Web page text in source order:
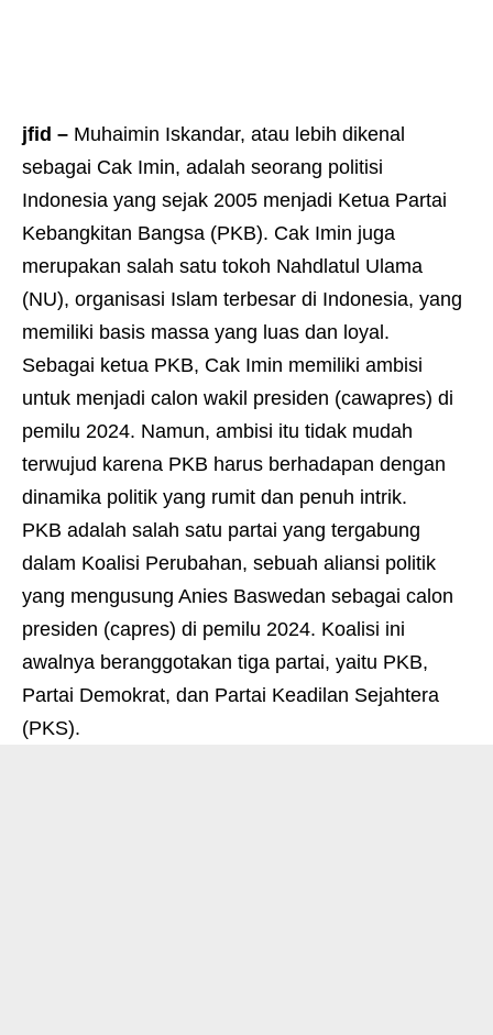
jfid – Muhaimin Iskandar, atau lebih dikenal
sebagai Cak Imin, adalah seorang politisi
Indonesia yang sejak 2005 menjadi Ketua Partai
Kebangkitan Bangsa (PKB). Cak Imin juga
merupakan salah satu tokoh Nahdlatul Ulama
(NU), organisasi Islam terbesar di Indonesia, yang
memiliki basis massa yang luas dan loyal.
Sebagai ketua PKB, Cak Imin memiliki ambisi
untuk menjadi calon wakil presiden (cawapres) di
pemilu 2024. Namun, ambisi itu tidak mudah
terwujud karena PKB harus berhadapan dengan
dinamika politik yang rumit dan penuh intrik.
PKB adalah salah satu partai yang tergabung
dalam Koalisi Perubahan, sebuah aliansi politik
yang mengusung Anies Baswedan sebagai calon
presiden (capres) di pemilu 2024. Koalisi ini
awalnya beranggotakan tiga partai, yaitu PKB,
Partai Demokrat, dan Partai Keadilan Sejahtera
(PKS).